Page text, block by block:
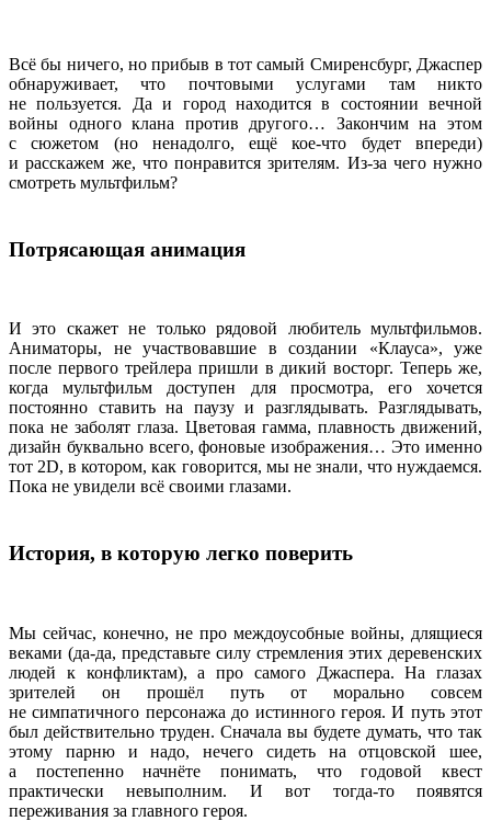
Всё бы ничего, но прибыв в тот самый Смиренсбург, Джаспер
обнаруживает, что почтовыми услугами там никто
не пользуется. Да и город находится в состоянии вечной
войны одного клана против другого… Закончим на этом
с сюжетом (но ненадолго, ещё кое-что будет впереди)
и расскажем же, что понравится зрителям. Из-за чего нужно
смотреть мультфильм?
Потрясающая анимация
И это скажет не только рядовой любитель мультфильмов.
Аниматоры, не участвовавшие в создании «Клауса», уже
после первого трейлера пришли в дикий восторг. Теперь же,
когда мультфильм доступен для просмотра, его хочется
постоянно ставить на паузу и разглядывать. Разглядывать,
пока не заболят глаза. Цветовая гамма, плавность движений,
дизайн буквально всего, фоновые изображения… Это именно
тот 2D, в котором, как говорится, мы не знали, что нуждаемся.
Пока не увидели всё своими глазами.
История, в которую легко поверить
Мы сейчас, конечно, не про междоусобные войны, длящиеся
веками (да-да, представьте силу стремления этих деревенских
людей к конфликтам), а про самого Джаспера. На глазах
зрителей он прошёл путь от морально совсем
не симпатичного персонажа до истинного героя. И путь этот
был действительно труден. Сначала вы будете думать, что так
этому парню и надо, нечего сидеть на отцовской шее,
а постепенно начнёте понимать, что годовой квест
практически невыполним. И вот тогда-то появятся
переживания за главного героя.